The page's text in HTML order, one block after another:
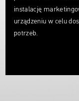
instalację
urządzeniu w celu
potrzeb.